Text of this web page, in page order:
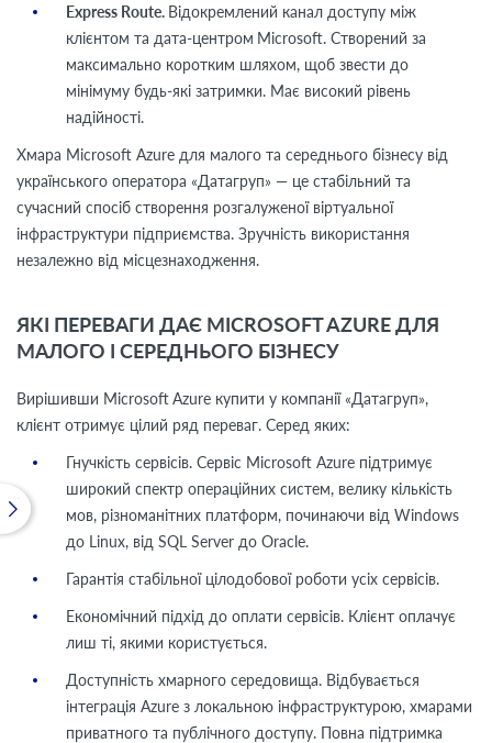
Express Route. Відокремлений канал доступу між
клієнтом та дата-центром Microsoft. Створений за
максимально коротким шляхом, щоб звести до
мінімуму будь-які затримки. Має високий рівень
надійності.
Хмара Microsoft Azure для малого та середнього бізнесу від
українського оператора «Датагруп» — це стабільний та
сучасний спосіб створення розгалуженої віртуальної
інфраструктури підприємства. Зручність використання
незалежно від місцезнаходження.
ЯКІ ПЕРЕВАГИ ДАЄ MICROSOFT AZURE ДЛЯ
МАЛОГО І СЕРЕДНЬОГО БІЗНЕСУ
Вирішивши MicrosoftAzure купити у компанії «Датагруп»,
клієнт отримує цілий ряд переваг. Серед яких:
Гнучкість сервісів. Сервіс Microsoft Azure підтримує
широкий спектр операційних систем, велику кількість
мов, різноманітних платформ, починаючи від Windows
до Linux, від SQL Server до Oracle.
Гарантія стабільної цілодобової роботи усіх сервісів.
Економічний підхід до оплати сервісів. Клієнт оплачує
лиш ті, якими користується.
Доступність хмарного середовища. Відбувається
інтеграція Azure з локальною інфраструктурою, хмарами
приватного та публічного доступу. Повна підтримка